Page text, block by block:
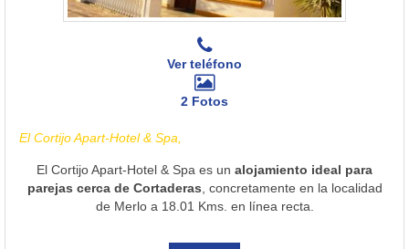
Ver teléfono
2 Fotos
El Cortijo Apart-Hotel & Spa,
El Cortijo Apart-Hotel & Spa es un alojamiento ideal para
parejas cerca de Cortaderas , concretamente en la localidad
de Merlo a 18.01 Kms. en línea recta.